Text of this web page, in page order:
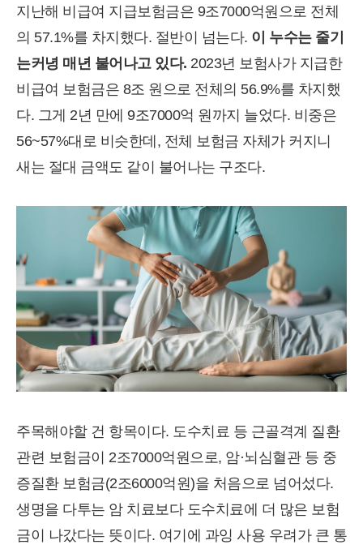
지난해 비급여 지급보험금은 9조7000억원으로 전체
의 57.1%를 차지했다. 절반이 넘는다. 이 누수는 줄기
는커녕 매년 불어나고 있다. 2023년 보험사가 지급한
비급여 보험금은 8조 원으로 전체의 56.9%를 차지했
다. 그게 2년 만에 9조7000억 원까지 늘었다. 비중은
56~57%대로 비슷한데, 전체 보험금 자체가 커지니
새는 절대 금액도 같이 불어나는 구조다.
주목해야할 건 항목이다. 도수치료 등 근골격계 질환
관련 보험금이 2조7000억원으로, 암·뇌심혈관 등 중
증질환 보험금(2조6000억원)을 처음으로 넘어섰다.
생명을 다투는 암 치료보다 도수치료에 더 많은 보험
금이 나갔다는 뜻이다. 여기에 과잉 사용 우려가 큰 통